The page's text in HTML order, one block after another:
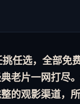
挑任选，全部免
老片一网打尽
的观影渠道，